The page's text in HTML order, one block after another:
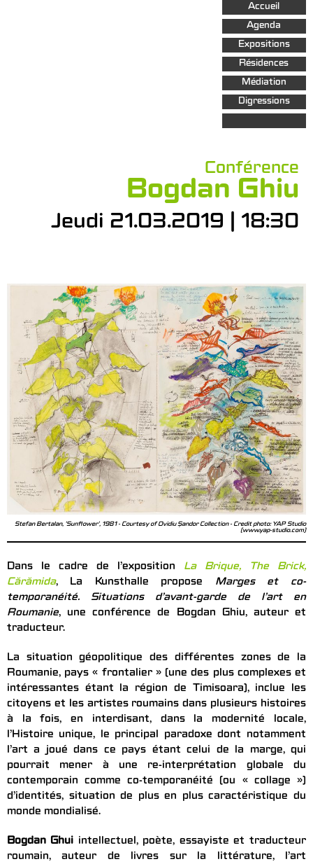
Aller au
contenu
principal
Accueil
Agenda
Expositions
Résidences
Médiation
Digressions
Conférence
Bogdan Ghiu
Jeudi 21.03.2019 | 18:30
Stefan Bertalan, 'Sunflower', 1981 - Courtesy of Ovidiu Șandor Collection - Credit photo: YAP Studio
(www.yap-studio.com)
Dans le cadre de l’exposition La Brique, The Brick,
Cărămida, La Kunsthalle propose Marges et co-
temporanéité. Situations d’avant-garde de l’art en
Roumanie, une conférence de Bogdan Ghiu, auteur et
traducteur.
La situation géopolitique des différentes zones de la
Roumanie, pays « frontalier » (une des plus complexes et
intéressantes étant la région de Timisoara), inclue les
citoyens et les artistes roumains dans plusieurs histoires
à la fois, en interdisant, dans la modernité locale,
l’Histoire unique, le principal paradoxe dont notamment
l’art a joué dans ce pays étant celui de la marge, qui
pourrait mener à une re-interprétation globale du
contemporain comme co-temporanéité (ou « collage »)
d’identités, situation de plus en plus caractéristique du
monde mondialisé.
Bogdan Ghui intellectuel, poète, essayiste et traducteur
roumain, auteur de livres sur la littérature, l’art